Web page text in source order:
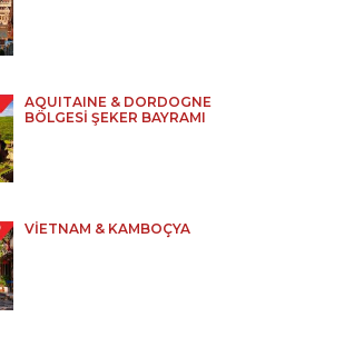
AQUITAINE & DORDOGNE
BÖLGESİ ŞEKER BAYRAMI
VİETNAM & KAMBOÇYA